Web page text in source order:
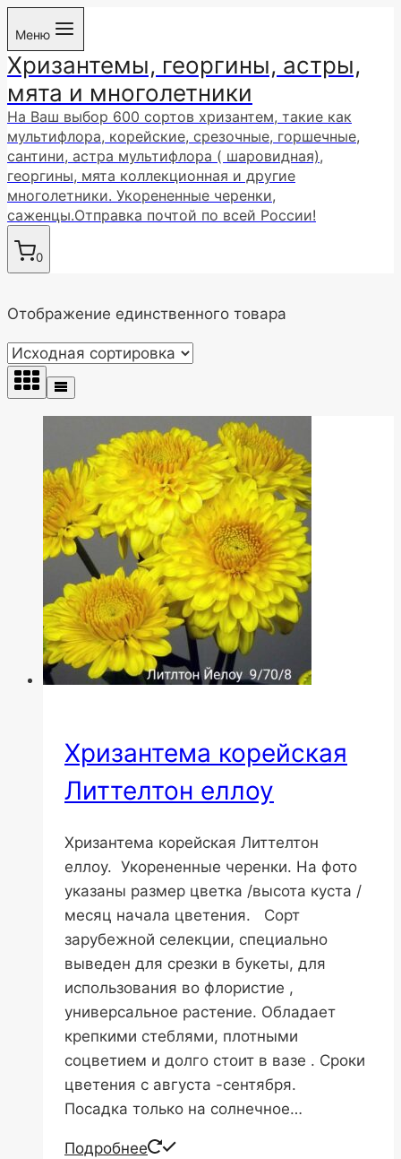
Перейти
содержимому
Меню
Хризантемы, георгины, астры,
мята и многолетники
На Ваш выбор 600 сортов хризантем, такие как
мультифлора, корейские, срезочные, горшечные,
сантини, астра мультифлора ( шаровидная),
георгины, мята коллекционная и другие
многолетники. Укорененные черенки,
саженцы.Отправка почтой по всей России!
0
Отображение единственного товара
Хризантема корейская
Литтелтон еллоу
Хризантема корейская Литтелтон
еллоу. Укорененные черенки. На фото
указаны размер цветка /высота куста /
месяц начала цветения. Сорт
зарубежной селекции, специально
выведен для срезки в букеты, для
использования во флористие ,
универсальное растение. Обладает
крепкими стеблями, плотными
соцветием и долго стоит в вазе . Сроки
цветения с августа -сентября.
Посадка только на солнечное…
Подробнее